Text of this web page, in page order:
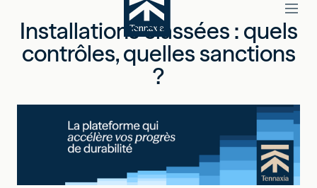
Installations classées : quels
contrôles, quelles sanctions
?